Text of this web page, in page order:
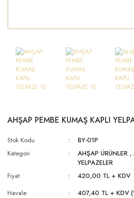
AHŞAP PEMBE KUMAŞ KAPLI
Stok Kodu
BY-01P
Kategori
AHŞAP ÜRÜNLER ,
YELPAZELER
Fiyat
420,00 TL + KDV
Havale
407,40 TL + KDV